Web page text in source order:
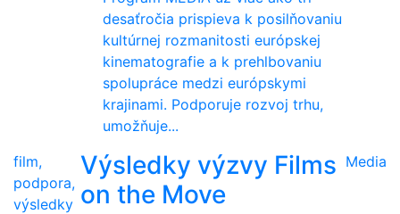
desaťročia prispieva k posilňovaniu
kultúrnej rozmanitosti európskej
kinematografie a k prehlbovaniu
spolupráce medzi európskymi
krajinami. Podporuje rozvoj trhu,
umožňuje...
film,
podpora,
výsledky
Výsledky výzvy Films
on the Move
Media